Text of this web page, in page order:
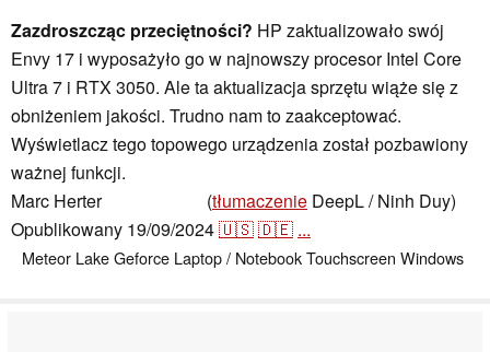
Zazdroszcząc przeciętności? HP zaktualizowało swój
Envy 17 i wyposażyło go w najnowszy procesor Intel Core
Ultra 7 i RTX 3050. Ale ta aktualizacja sprzętu wiąże się z
obniżeniem jakości. Trudno nam to zaakceptować.
Wyświetlacz tego topowego urządzenia został pozbawiony
ważnej funkcji.
Marc Herter, (tłumaczenie DeepL / Ninh Duy)
Opublikowany 19/09/2024🇺🇸🇩🇪 ...
Meteor LakeGeforce Laptop / NotebookTouchscreen Windows